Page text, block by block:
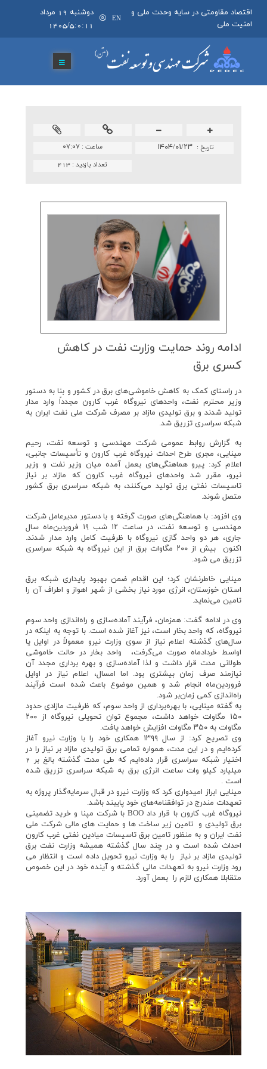
اقتصاد مقاومتی در سایه وحدت ملی و
امنیت ملی
EN
دوشنبه 19 مرداد
1405/5:0:11
ساعت :۰۷:۰۷ تاريخ : ۱۴۰۴/۰۱/۲۳
تعداد بازدید :413
ادامه روند حمایت وزارت نفت در كاهش
كسری برق
در راستای کمک به کاهش خاموشی‌های برق در کشور و بنا به دستور
وزیر محترم نفت، واحدهای نیروگاه غرب کارون مجدداً وارد مدار
تولید شدند و برق تولیدی مازاد بر مصرف شرکت ملی نفت ایران به
شبکه سراسری تزریق شد.
به گزارش روابط عمومی شرکت مهندسی و توسعه نفت، رحیم
مینایی، مجری طرح احداث نیروگاه غرب کارون و تأسیسات جانبی،
اعلام کرد: پیرو هماهنگی‌های بعمل آمده میان وزیر نفت و وزیر
نیرو، مقرر شد واحدهای نیروگاه غرب کارون که مازاد بر نیاز
تاسیسات نفتی برق تولید می‌کنند، به شبکه سراسری برق کشور
متصل شوند.
وی افزود: با هماهنگی‌های صورت گرفته و با دستور مدیرعامل شرکت
مهندسی و توسعه نفت، در ساعت ۱۲ شب ۱۹ فروردین‌ماه سال
جاری، هر دو واحد گازی نیروگاه با ظرفیت کامل وارد مدار شدند.
اکنون بیش از ۲۰۰ مگاوات برق از این نیروگاه به شبکه سراسری
تزریق می شود.
مینایی خاطرنشان کرد؛ این اقدام ضمن بهبود پایداری شبکه برق
استان خوزستان، انرژی مورد نیاز بخشی از شهر اهواز و اطراف آن را
تامین می‌نماید.
وی در ادامه گفت: همزمان، فرآیند آماده‌سازی و راه‌اندازی واحد سوم
نیروگاه، که واحد بخار است، نیز آغاز شده است. با توجه به اینکه در
سال‌های گذشته اعلام نیاز از سوی وزارت نیرو معمولاً در اوایل یا
اواسط خردادماه صورت می‌گرفت، واحد بخار در حالت خاموشی
طولانی مدت قرار داشت و لذا آماده‌سازی و بهره برداری مجدد آن
نیازمند صرف زمان بیشتری بود. اما امسال، اعلام نیاز در اوایل
فروردین‌ماه انجام شد و همین موضوع باعث شده است فرآیند
راه‌اندازی کمی زمان‌بر شود.
به گفته مینایی، با بهره‌برداری از واحد سوم، که ظرفیت مازادی حدود
۱۵۰ مگاوات خواهد داشت، مجموع توان تحویلی نیروگاه از ۲۰۰
مگاوات به ۳۵۰ مگاوات افزایش خواهد یافت.
وی تصریح کرد: از سال ۱۳۹۹ همکاری خود را با وزارت نیرو آغاز
کرده‌ایم و در این مدت، همواره تمامی برق تولیدی مازاد بر نیاز را در
اختیار شبکه سراسری قرار داده‌ایم که طی مدت گذشته بالغ بر 2
میلیارد کیلو وات ساعت انرژی برق به شبکه سراسری تزریق شده
است .
مینایی ابراز امیدواری کرد که وزارت نیرو در قبال سرمایه‌گذار پروژه به
تعهدات مندرج ‌در توافقنامه‌های خود پایبند باشد.
نیروگاه غرب کارون با قرار داد BOO با شرکت مپنا و خرید تضمینی
برق تولیدی و تامین زیر ساخت ها و حمایت های مالی شرکت ملی
نفت ایران و به منظور تامین برق تاسیسات میادین نفتی غرب کارون
احداث شده است و در چند سال گذشته همیشه وزارت نفت برق
تولیدی مازاد بر نیاز را به وزارت نیرو تحویل داده است و انتظار می
رود وزارت نیرو به تعهدات مالی گذشته و آینده خود در این خصوص
متقابلا همکاری لازم را بعمل آورد.